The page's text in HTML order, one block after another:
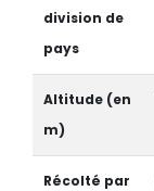
division de
pays
Altitude (en
m)
Récolté par